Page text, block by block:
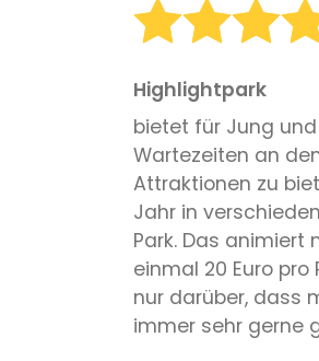
Highlightpark
bietet für Jung
Wartezeiten an
Attraktionen zu
Jahr in
Park. Das
einmal 20 Euro
nur darüber, dass
immer sehr gerne